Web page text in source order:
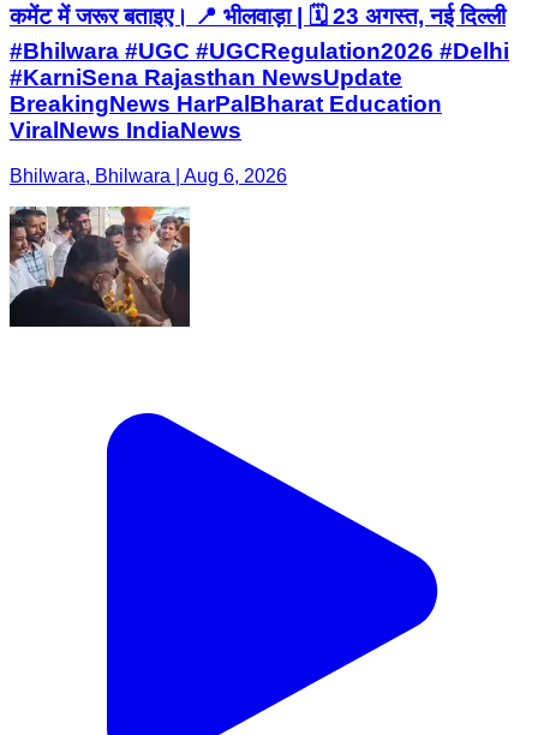
कमेंट में जरूर बताइए। 📍 भीलवाड़ा | 🗓️ 23 अगस्त, नई दिल्ली
#Bhilwara #UGC #UGCRegulation2026 #Delhi
#KarniSena Rajasthan NewsUpdate
BreakingNews HarPalBharat Education
ViralNews IndiaNews
Bhilwara, Bhilwara | Aug 6, 2026